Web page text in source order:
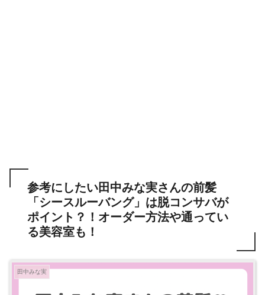
参考にしたい田中みな実さんの前髪
「シースルーバング」は脱コンサバが
ポイント？！オーダー方法や通ってい
る美容室も！
田中みな実